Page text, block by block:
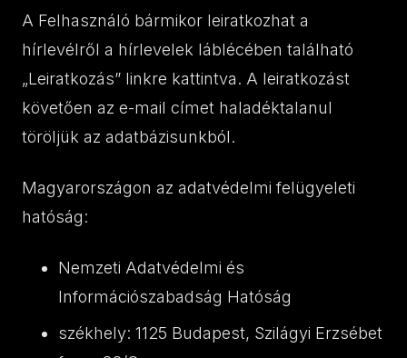
A Felhasználó bármikor leiratkozhat a
hírlevélről a hírlevelek láblécében található
„Leiratkozás” linkre kattintva. A leiratkozást
követően az e-mail címet haladéktalanul
töröljük az adatbázisunkból.
Magyarországon az adatvédelmi felügyeleti
hatóság:
Nemzeti Adatvédelmi és
Információszabadság Hatóság
székhely: 1125 Budapest, Szilágyi Erzsébet